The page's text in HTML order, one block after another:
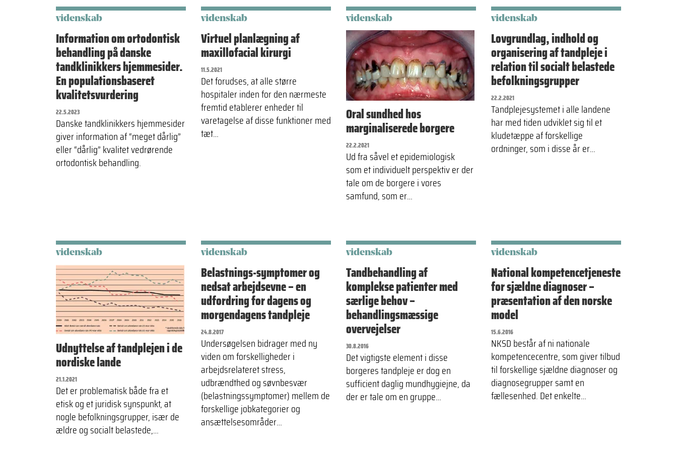
videnskab
Information om ortodontisk
behandling på danske
tandklinikkers hjemmesider.
En populationsbaseret
kvalitetsvurdering
22.5.2023
Danske tandklinikkers hjemmesider
giver information af “meget dårlig”
eller “dårlig” kvalitet vedrørende
ortodontisk behandling.
videnskab
Virtuel planlægning af
maxillofacial kirurgi
11.5.2021
Det forudses, at alle større
hospitaler inden for den nærmeste
fremtid etablerer enheder til
varetagelse af disse funktioner med
tæt…
videnskab
Oral sundhed hos
marginaliserede borgere
22.2.2021
Ud fra såvel et epidemiologisk
som et individuelt perspektiv er der
tale om de borgere i vores
samfund, som er…
videnskab
Lovgrundlag, indhold og
organisering af tandpleje i
relation til socialt belastede
befolkningsgrupper
22.2.2021
Tandplejesystemet i alle landene
har med tiden udviklet sig til et
kludetæppe af forskellige
ordninger, som i disse år er…
videnskab
Udnyttelse af tandplejen i de
nordiske lande
21.1.2021
Det er problematisk både fra et
etisk og et juridisk synspunkt, at
nogle befolkningsgrupper, især de
ældre og socialt belastede,…
videnskab
Belastnings-symptomer og
nedsat arbejdsevne – en
udfordring for dagens og
morgendagens tandpleje
24.8.2017
Undersøgelsen bidrager med ny
viden om forskelligheder i
arbejdsrelateret stress,
udbrændthed og søvnbesvær
(belastningssymptomer) mellem de
forskellige jobkategorier og
ansættelsesområder…
videnskab
Tandbehandling af
komplekse patienter med
særlige behov –
behandlingsmæssige
overvejelser
30.8.2016
Det vigtigste element i disse
borgeres tandpleje er dog en
sufficient daglig mundhygiejne, da
der er tale om en gruppe…
videnskab
National kompetencetjeneste
for sjældne diagnoser –
præsentation af den norske
model
15.6.2016
NKSD består af ni nationale
kompetencecentre, som giver tilbud
til forskellige sjældne diagnoser og
diagnosegrupper samt en
fællesenhed. Det enkelte…